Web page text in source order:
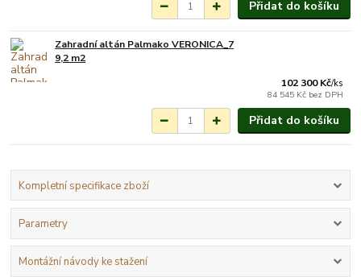
Přidat do košíku
Zahradní altán Palmako VERONICA_7
9,2 m2
102 300 Kč/ks
84 545 Kč bez DPH
Přidat do košíku
Kompletní specifikace zboží
Parametry
Montážní návody ke stažení